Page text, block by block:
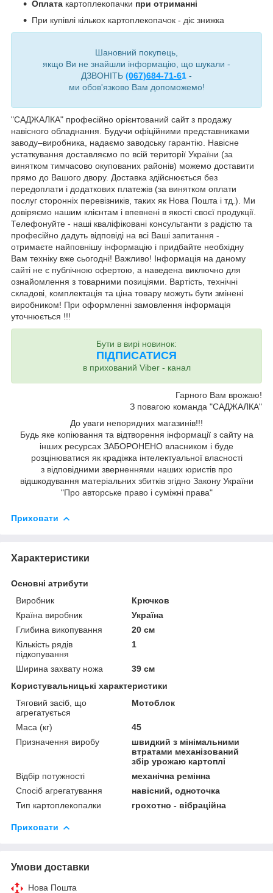
Оплата картоплекопачки при отриманні
При купівлі кількох картоплекопачок - діє знижка
Шановний покупець,
якщо Ви не знайшли інформацію, що шукали -
ДЗВОНІТЬ (067)684-71-61 -
ми обов'язково Вам допоможемо!
"САДЖАЛКА" професійно орієнтований сайт з продажу
навісного обладнання. Будучи офіційними представниками
заводу–виробника, надаємо заводську гарантію. Навісне
устаткування доставляємо по всій території України (за
винятком тимчасово окупованих районів) можемо доставити
прямо до Вашого двору. Доставка здійснюється без
передоплати і додаткових платежів (за винятком оплати
послуг сторонніх перевізників, таких як Нова Пошта і тд.). Ми
довіряємо нашим клієнтам і впевнені в якості своєї продукції.
Телефонуйте - наші кваліфіковані консультанти з радістю та
професійно дадуть відповіді на всі Ваші запитання -
отримаєте найповнішу інформацію і придбайте необхідну
Вам техніку вже сьогодні! Важливо! Інформація на даному
сайті не є публічною офертою, а наведена виключно для
ознайомлення з товарними позиціями. Вартість, технічні
складові, комплектація та ціна товару можуть бути змінені
виробником! При оформленні замовлення інформація
уточнюється !!!
Бути в вирі новинок:
ПІДПИСАТИСЯ
в прихований Viber - канал
Гарного Вам врожаю!
З повагою команда "САДЖАЛКА"
До уваги непорядних магазинів!!!
Будь яке копіювання та відтворення інформації з сайту на
інших ресурсах ЗАБОРОНЕНО власником і буде
розцінюватися як крадіжка інтелектуальної власності
з відповідними зверненнями наших юристів про
відшкодування матеріальних збитків згідно Закону України
"Про авторське право і суміжні права"
Приховати
Характеристики
Основні атрибути
Виробник
Крючков
Країна виробник
Україна
Глибина викопування
20 см
Кількість рядів
підкопування
1
Ширина захвату ножа
39 см
Користувальницькі характеристики
Тяговий засіб, що
агрегатується
Мотоблок
Маса (кг)
45
Призначення виробу
швидкий з мінімальними
втратами механізований
збір урожаю картоплі
Відбір потужності
механічна ремінна
Спосіб агрегатування
навісний, одноточка
Тип картоплекопалки
грохотно - вібраційна
Приховати
Умови доставки
Нова Пошта